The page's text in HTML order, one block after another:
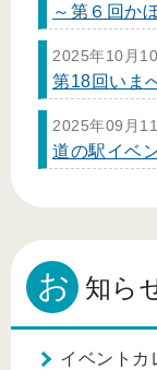
～第６回か
2025年10月
第18回いま
2025年09月
道の駅イベ
お 知ら
イベントカ